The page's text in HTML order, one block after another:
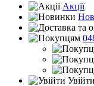
Акції
Увійти